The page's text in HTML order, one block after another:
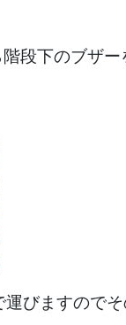
段下のブザー
びますのでそ